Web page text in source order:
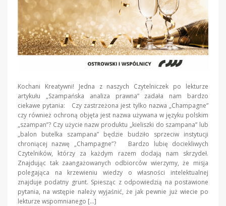
Kochani Kreatywni! Jedna z naszych Czytelniczek po lekturze
artykułu „Szampańska analiza prawna” zadała nam bardzo
ciekawe pytania: Czy zastrzeżona jest tylko nazwa „Champagne”
czy również ochroną objęta jest nazwa używana w języku polskim
„szampan”? Czy użycie nazw produktu „kieliszki do szampana” lub
„balon butelka szampana” będzie budziło sprzeciw instytucji
chroniącej nazwę „Champagne”? Bardzo lubię dociekliwych
Czytelników, którzy za każdym razem dodają nam skrzydeł.
Znajdując tak zaangażowanych odbiorców wierzymy, że misja
polegająca na krzewieniu wiedzy o własności intelektualnej
znajduje podatny grunt. Spiesząc z odpowiedzią na postawione
pytania, na wstępie należy wyjaśnić, że jak pewnie już wiecie po
lekturze wspomnianego […]